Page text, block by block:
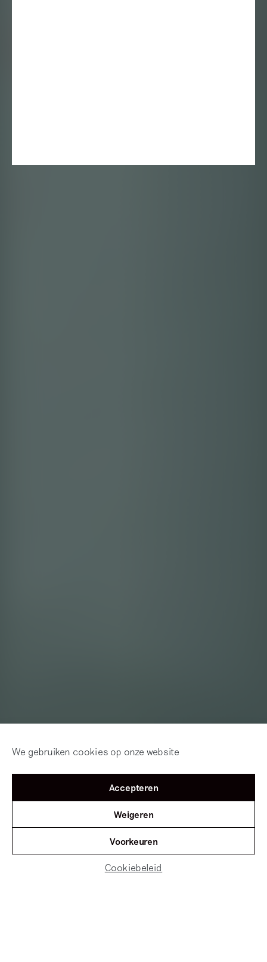
We gebruiken cookies op onze website
Accepteren
Weigeren
Voorkeuren
Cookiebeleid